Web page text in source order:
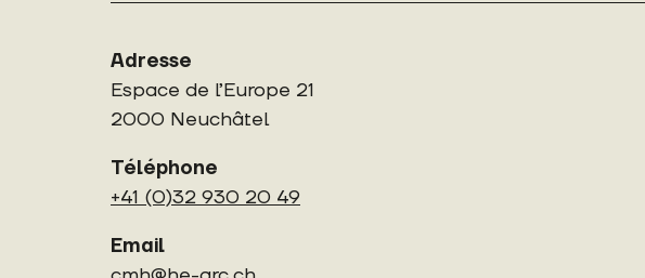
Adresse
Espace de l’Europe 21
2000 Neuchâtel
Téléphone
+41 (0)32 930 20 49
Email